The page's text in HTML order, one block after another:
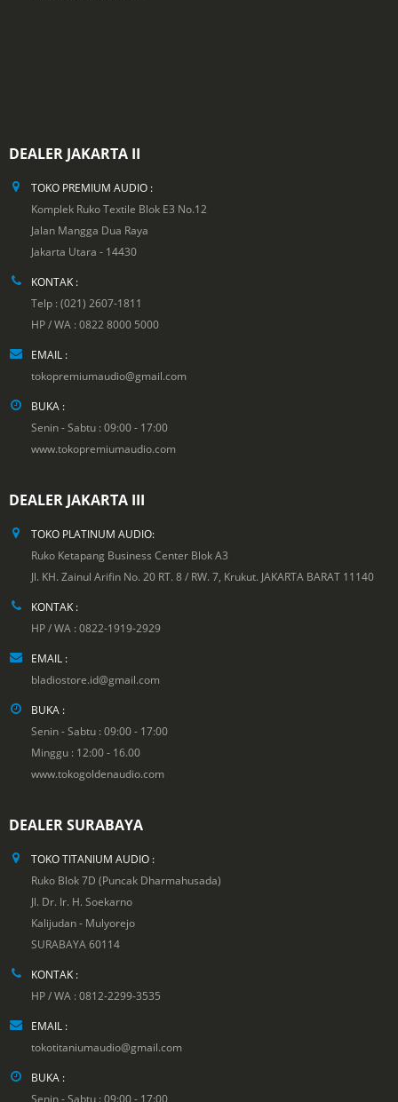
DEALER JAKARTA II
TOKO PREMIUM AUDIO :
Komplek Ruko Textile Blok E3 No.12
Jalan Mangga Dua Raya
Jakarta Utara - 14430
KONTAK :
Telp : (021) 2607-1811
HP / WA : 0822 8000 5000
EMAIL :
tokopremiumaudio@gmail.com
BUKA :
Senin - Sabtu : 09:00 - 17:00
www.tokopremiumaudio.com
DEALER JAKARTA III
TOKO PLATINUM AUDIO:
Ruko Ketapang Business Center Blok A3
Jl. KH. Zainul Arifin No. 20 RT. 8 / RW. 7, Krukut. JAKARTA BARAT 11140
KONTAK :
HP / WA : 0822-1919-2929
EMAIL :
bladiostore.id@gmail.com
BUKA :
Senin - Sabtu : 09:00 - 17:00
Minggu : 12:00 - 16.00
www.tokogoldenaudio.com
DEALER SURABAYA
TOKO TITANIUM AUDIO :
Ruko Blok 7D (Puncak Dharmahusada)
Jl. Dr. Ir. H. Soekarno
Kalijudan - Mulyorejo
SURABAYA 60114
KONTAK :
HP / WA : 0812-2299-3535
EMAIL :
tokotitaniumaudio@gmail.com
BUKA :
Senin - Sabtu : 09:00 - 17:00